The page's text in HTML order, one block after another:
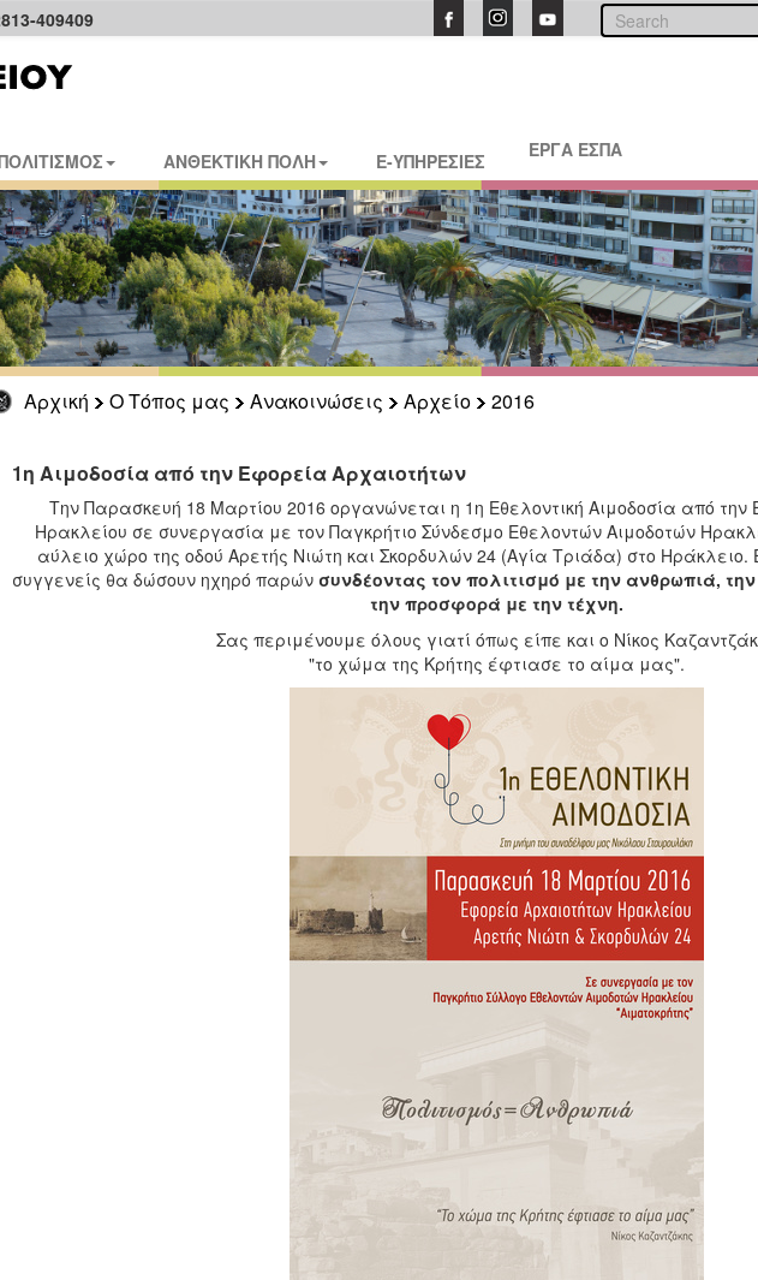
409409
ΑΝΘΕΚΤΙΚΗ ΠΟΛΗ E-ΥΠΗΡΕΣΙΕΣ ΕΡΓΑ ΕΣΠΑ
Αρχική Ο Τόπος μας Ανακοινώσεις Αρχείο
2016
1η Αιμοδοσία από την Εφορεία Αρχαιοτήτων
Την Παρασκευή 18 Μαρτίου 2016 οργανώνεται η 1η Εθελοντική Αιμοδοσία από
Ηρακλείου σε συνεργασία με τον Παγκρήτιο Σύνδεσμο Εθελοντών Αιμοδοτών
αύλειο χώρο της οδού Αρετής Νιώτη και Σκορδυλών 24 (Αγία Τριάδα) στο Ηράκλειο.
συγγενείς θα δώσουν ηχηρό παρών συνδέοντας τον πολιτισμό με την ανθρωπιά,
την προσφορά με την τέχνη.
Σας περιμένουμε όλους γιατί όπως είπε και ο Νίκος
"το χώμα της Κρήτης έφτιασε το αίμα μας".